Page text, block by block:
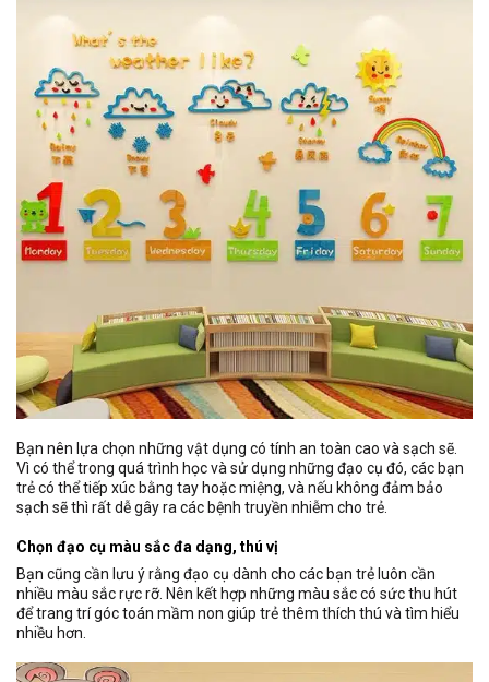
Bạn nên lựa chọn những vật dụng có tính an toàn cao và sạch sẽ.
Vì có thể trong quá trình học và sử dụng những đạo cụ đó, các bạn
trẻ có thể tiếp xúc bằng tay hoặc miệng, và nếu không đảm bảo
sạch sẽ thì rất dễ gây ra các bệnh truyền nhiễm cho trẻ.
Chọn đạo cụ màu sắc đa dạng, thú vị
Bạn cũng cần lưu ý rằng đạo cụ dành cho các bạn trẻ luôn cần
nhiều màu sắc rực rỡ. Nên kết hợp những màu sắc có sức thu hút
để trang trí góc toán mầm non giúp trẻ thêm thích thú và tìm hiểu
nhiều hơn.